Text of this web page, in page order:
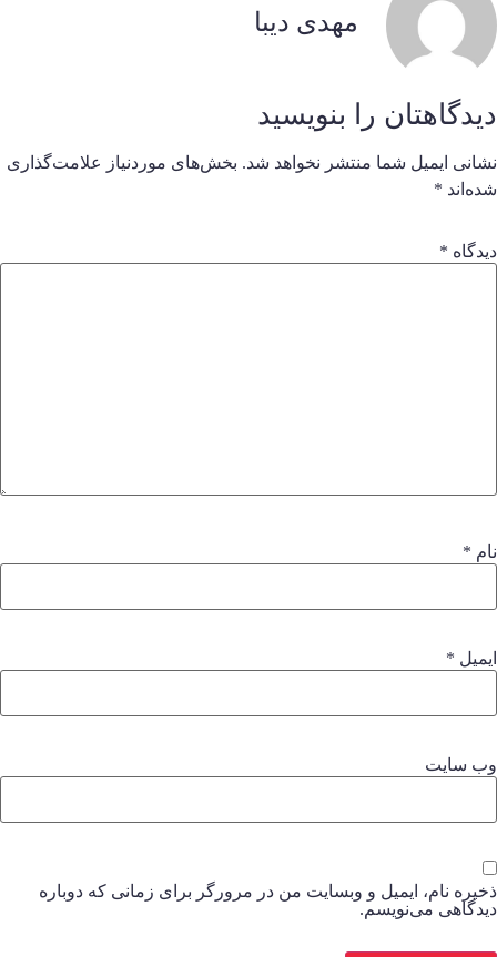
مهدی دیبا
را بنویسید
ایمیل شما منتشر نخواهد شد. بخش‌های موردنیاز علامت‌گذاری
*
*
*
*
سایت
نام، ایمیل و وبسایت من در مرورگر برای زمانی که دوباره
می‌نویسم.